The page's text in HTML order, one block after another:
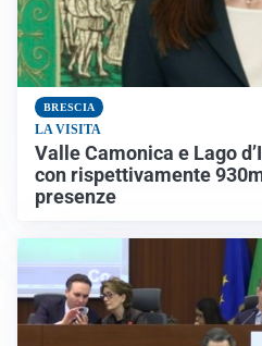
BRESCIA
LA VISITA
Valle Camonica e Lago
con rispettivamente
presenze